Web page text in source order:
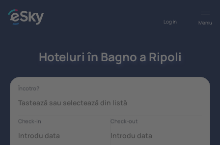
Meniu
Log in
Hoteluri în Bagno a Ripoli